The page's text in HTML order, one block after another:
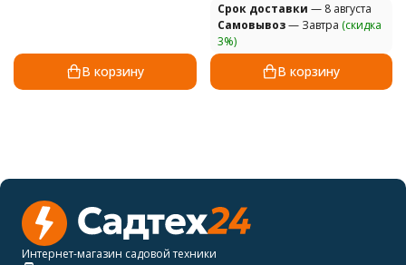
В корзину
Cрок доставки — 8 августа
Самовывоз— Завтра (скидка
3%)
В корзину
Интернет-магазин садовой техники